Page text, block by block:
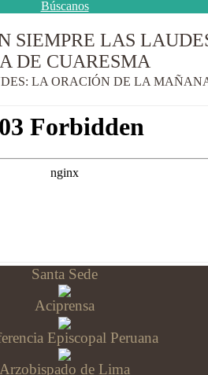
Búscanos
SIEMPRE LAS
DE CUARESMA
LA ORACIÓN DE LA
Santa Sede
Aciprensa
Episcopal Peruana
Arzobispado de Lima